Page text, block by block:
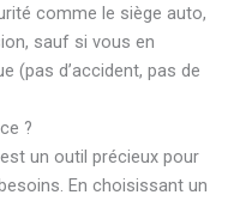
comme le siège auto,
sauf si vous en
(pas d’accident, pas de
?
un outil précieux pour
En choisissant un